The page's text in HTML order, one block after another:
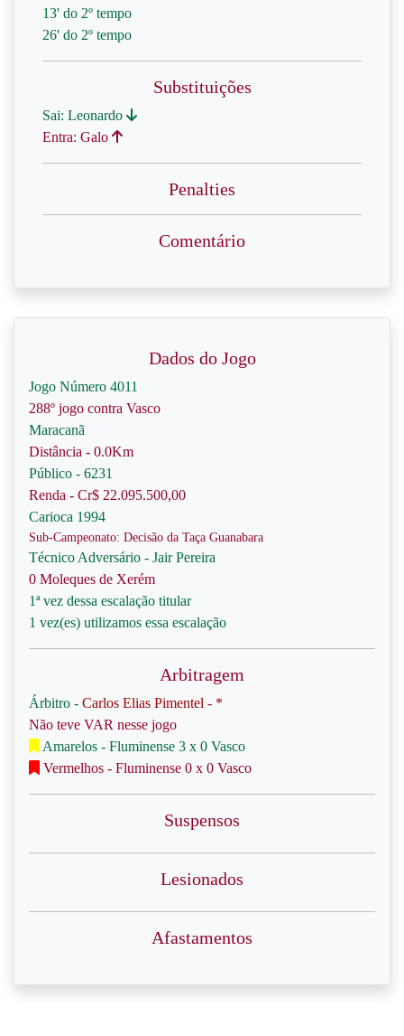
13' do 2º tempo
26' do 2º tempo
Substituições
Sai: Leonardo
Entra: Galo
Penalties
Comentário
Dados do Jogo
Jogo Número 4011
288º jogo contra Vasco
Maracanã
Distância - 0.0Km
Público - 6231
Renda - Cr$ 22.095.500,00
Carioca 1994
Sub-Campeonato: Decisão da Taça Guanabara
Técnico Adversário - Jair Pereira
0 Moleques de Xerém
1ª vez dessa escalação titular
1 vez(es) utilizamos essa escalação
Arbitragem
Árbitro - Carlos Elias Pimentel - *
Não teve VAR nesse jogo
Amarelos - Fluminense 3 x 0 Vasco
Vermelhos - Fluminense 0 x 0 Vasco
Suspensos
Lesionados
Afastamentos